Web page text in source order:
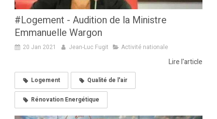
#Logement - Audition de la Ministre
Emmanuelle Wargon
20 Jan 2021 Jean-Luc Fugit Activité nationale
Lire l'article
Logement Qualité de l'air
Rénovation Energétique